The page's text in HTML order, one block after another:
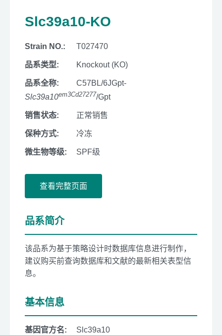
Slc39a10-KO
Strain NO.: T027470
品系类型: Knockout (KO)
品系全称:
C57BL/6JGpt-
Slc39a10em3Cd27277/Gpt
销售状态: 正常销售
保种方式: 冷冻
微生物等级: SPF级
查看完整页面
品系简介
该品系为基于策略设计时数据库信息进行制作，
建议购买前查询数据库和文献的最新相关表型信
息。
基本信息
基因官方名: Slc39a10